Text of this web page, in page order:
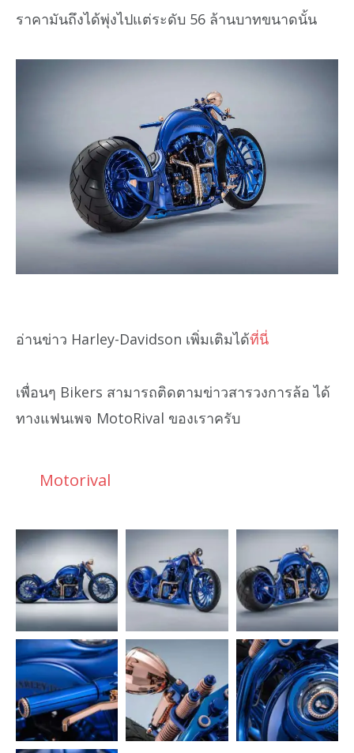
ราคามันถึงได้พุ่งไปแต่ระดับ 56 ล้านบาทขนาดนั้น
อ่านข่าว Harley-Davidson เพิ่มเติมได้ที่นี่
เพื่อนๆ Bikers สามารถติดตามข่าวสารวงการล้อ ได้
ทางแฟนเพจ MotoRival ของเราครับ
Motorival